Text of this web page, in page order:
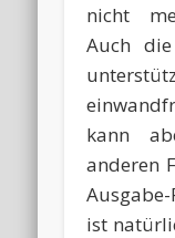
nicht
Auch
kann
anderen
ist